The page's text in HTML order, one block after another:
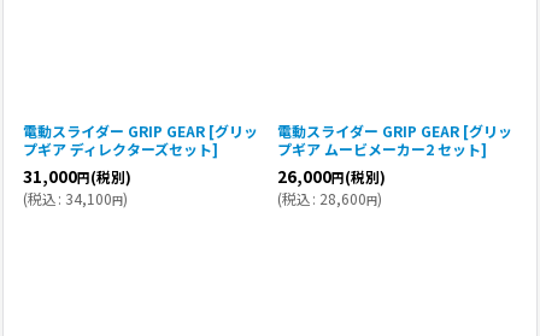
電動スライダー GRIP GEAR [グリッ
プギア ディレクターズセット]
31,000円(税別)
(税込: 34,100円)
電動スライダー GRIP GEAR [グリッ
プギア ムービメーカー2 セット]
26,000円(税別)
(税込: 28,600円)